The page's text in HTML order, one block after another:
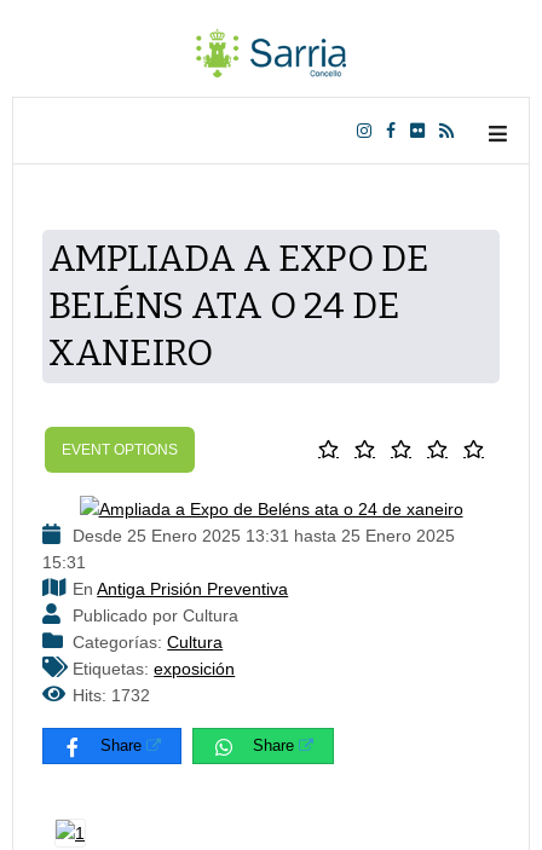
AMPLIADA A EXPO DE
BELÉNS ATA O 24 DE
XANEIRO
EVENT OPTIONS
Desde 25 Enero 2025 13:31 hasta 25 Enero 2025
15:31
EnAntiga Prisión Preventiva
Publicado por Cultura
Categorías:Cultura
Etiquetas:exposición
Hits: 1732
Share Share